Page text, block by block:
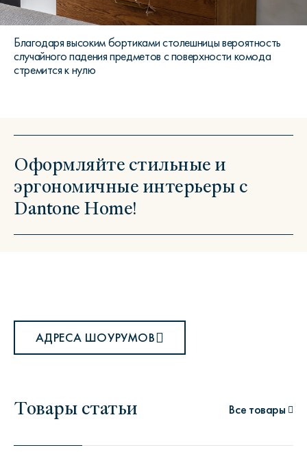
Благодаря высоким бортиками столешницы вероятность
случайного падения предметов с поверхности комода
стремится к нулю
Оформляйте стильные и
эргономичные интерьеры с
Dantone Home!
АДРЕСА ШОУРУМОВ
Товары статьи Все товары